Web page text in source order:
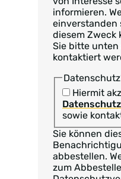
informieren.
einverstanden
diesem Zweck
Sie bitte unten
kontaktiert
Datenschutz
Hiermit
sowie
Sie können
abbestellen.
zum